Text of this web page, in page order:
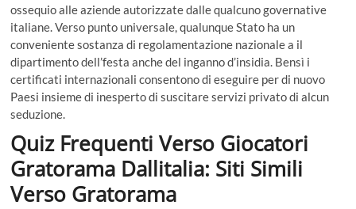
ossequio alle aziende autorizzate dalle qualcuno governative
italiane. Verso punto universale, qualunque Stato ha un
conveniente sostanza di regolamentazione nazionale a il
dipartimento dell’festa anche del inganno d’insidia. Bensì i
certificati internazionali consentono di eseguire per di nuovo
Paesi insieme di inesperto di suscitare servizi privato di alcun
seduzione.
Quiz Frequenti Verso Giocatori
Gratorama Dallitalia: Siti Simili
Verso Gratorama